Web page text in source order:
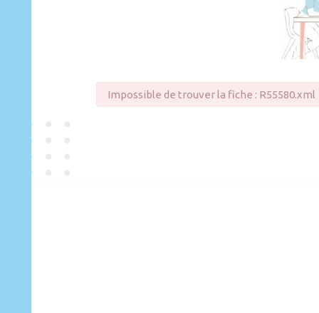
Impossible de trouver la fiche : R55580.xml